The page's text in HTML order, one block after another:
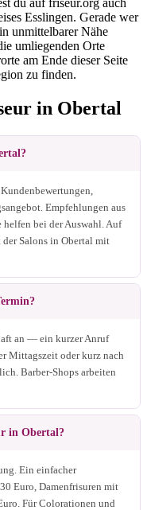
Esslingen. Gerade wer
unmittelbarer Nähe
umliegenden Orte
am Ende dieser Seite
zu finden.
in Obertal
Empfehlungen aus
bei der Auswahl. Auf
Salons in Obertal mit
an — ein kurzer Anruf
Mittagszeit oder kurz nach
Barber-Shops arbeiten
in Obertal?
Ein einfacher
Euro, Damenfrisuren mit
Für Colorationen und